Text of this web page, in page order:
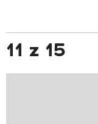
11 z 15